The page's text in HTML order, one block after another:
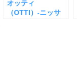
オッティ
（OTTI）-ニッサ